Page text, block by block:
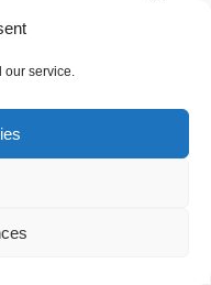
our service.